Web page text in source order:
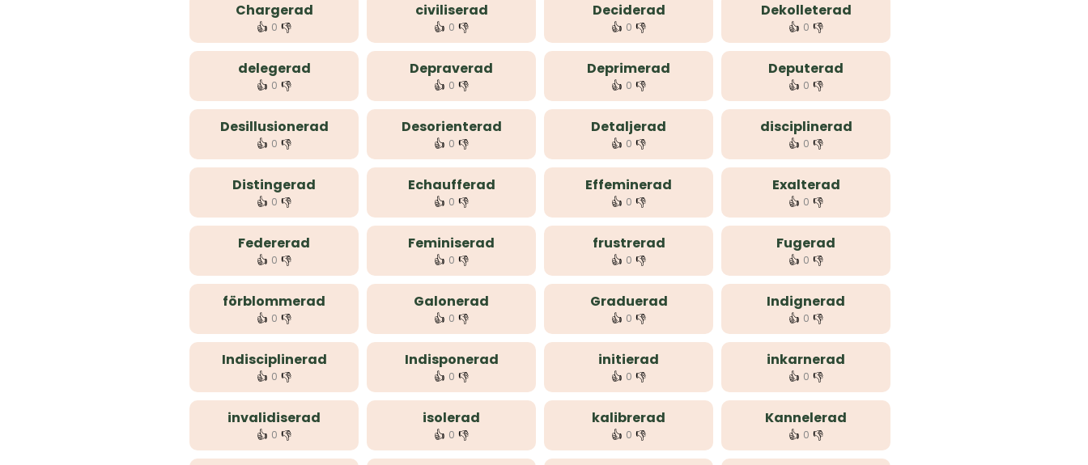
Chargerad
👍 0 👎
civiliserad
👍 0 👎
Deciderad
👍 0 👎
Dekolleterad
👍 0 👎
delegerad
👍 0 👎
Depraverad
👍 0 👎
Deprimerad
👍 0 👎
Deputerad
👍 0 👎
Desillusionerad
👍 0 👎
Desorienterad
👍 0 👎
Detaljerad
👍 0 👎
disciplinerad
👍 0 👎
Distingerad
👍 0 👎
Echaufferad
👍 0 👎
Effeminerad
👍 0 👎
Exalterad
👍 0 👎
Federerad
👍 0 👎
Feminiserad
👍 0 👎
frustrerad
👍 0 👎
Fugerad
👍 0 👎
förblommerad
👍 0 👎
Galonerad
👍 0 👎
Graduerad
👍 0 👎
Indignerad
👍 0 👎
Indisciplinerad
👍 0 👎
Indisponerad
👍 0 👎
initierad
👍 0 👎
inkarnerad
👍 0 👎
invalidiserad
👍 0 👎
isolerad
👍 0 👎
kalibrerad
👍 0 👎
Kannelerad
👍 0 👎